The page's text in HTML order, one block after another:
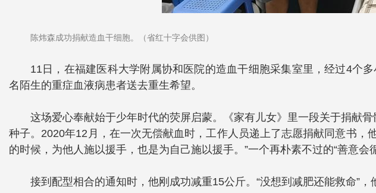
陈炜森成功捐献造血干细胞。（省红十字会供图）
11日，在福建医科大学附属协和医院的造血干细胞采集室里，经过4个
名陌生的重症血液病患者送去重生希望。
这场爱心奉献始于少年时代的荧屏启蒙。《家有儿女》里一段关于捐献
种子。2020年12月，在一次无偿献血时，工作人员递上了志愿捐献同意书
的时候，为他人施以援手，也是为自己施以援手。”一个再朴素不过的“善意
接到配型相合的通知时，他刚成功减重15公斤。“没想到减肥还能救命”